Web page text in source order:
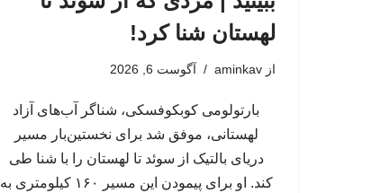
لهستان شنا کرد!
از aminkav آگوست 6, 2026
بارتولومی کوبکوفسکی، شناگر آب‌های آزاد
لهستانی، موفق شد برای نخستین‌بار مسیر
دریای بالتیک از سوئد تا لهستان را با شنا طی
کند. او برای پیمودن این مسیر ۱۶۰ کیلومتری به